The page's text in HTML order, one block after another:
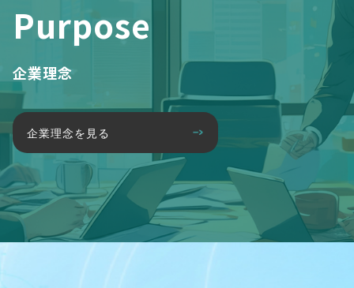
Purpose
企業理念
企業理念を見る